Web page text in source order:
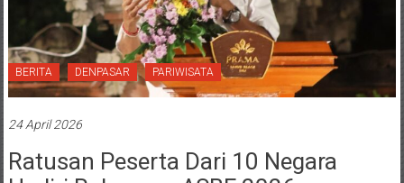
BERITA DENPASAR PARIWISATA
24 April 2026
Ratusan Peserta Dari 10 Negara